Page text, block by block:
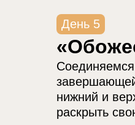
День 5
нижний и
раскрыть